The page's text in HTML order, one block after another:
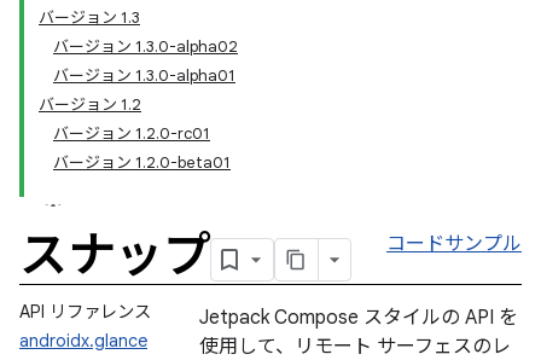
バージョン 1.3
バージョン 1.3.0-alpha02
バージョン 1.3.0-alpha01
バージョン 1.2
バージョン 1.2.0-rc01
バージョン 1.2.0-beta01
スナップ コードサンプル
API リファレンス
androidx.glance
Jetpack Compose スタイルの API を
使用して、リモート サーフェスのレ